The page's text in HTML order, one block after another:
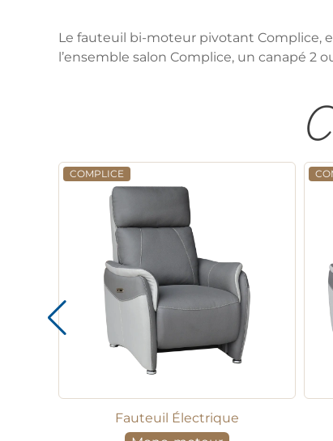
Le fauteuil bi-moteur pivotant Complice,
l’ensemble salon Complice, un canapé 2
COMPLICE
Fauteuil Électrique